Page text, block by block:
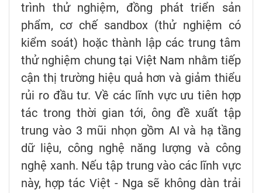
trình thử nghiệm, đồng phát triển sản
phẩm, cơ chế sandbox (thử nghiệm có
kiểm soát) hoặc thành lập các trung tâm
thử nghiệm chung tại Việt Nam nhằm tiếp
cận thị trường hiệu quả hơn và giảm thiểu
rủi ro đầu tư. Về các lĩnh vực ưu tiên hợp
tác trong thời gian tới, ông đề xuất tập
trung vào 3 mũi nhọn gồm AI và hạ tầng
dữ liệu, công nghệ năng lượng và công
nghệ xanh. Nếu tập trung vào các lĩnh vực
này, hợp tác Việt - Nga sẽ không dàn trải